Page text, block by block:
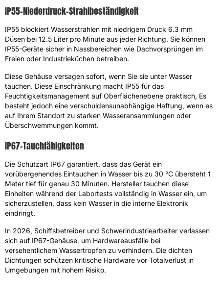
IP55-Niederdruck-Strahlbeständigkeit
IP55 blockiert Wasserstrahlen mit niedrigem Druck 6.3 mm
Düsen bei 12.5 Liter pro Minute aus jeder Richtung. Sie können
IP55-Geräte sicher in Nassbereichen wie Dachvorsprüngen im
Freien oder Industrieküchen betreiben.
Diese Gehäuse versagen sofort, wenn Sie sie unter Wasser
tauchen. Diese Einschränkung macht IP55 für das
Feuchtigkeitsmanagement auf Oberflächenebene praktisch, Es
besteht jedoch eine verschuldensunabhängige Haftung, wenn es
auf Ihrem Standort zu starken Wasseransammlungen oder
Überschwemmungen kommt.
IP67-Tauchfähigkeiten
Die Schutzart IP67 garantiert, dass das Gerät ein
vorübergehendes Eintauchen in Wasser bis zu 30 °C übersteht 1
Meter tief für genau 30 Minuten. Hersteller tauchen diese
Einheiten während der Labortests vollständig in Wasser ein, um
sicherzustellen, dass kein Wasser in die interne Elektronik
eindringt.
In 2026, Schiffsbetreiber und Schwerindustriearbeiter verlassen
sich auf IP67-Gehäuse, um Hardwareausfälle bei
versehentlichem Wassertropfen zu verhindern. Die dichten
Dichtungen schützen kritische Hardware vor Totalverlust in
Umgebungen mit hohem Risiko.